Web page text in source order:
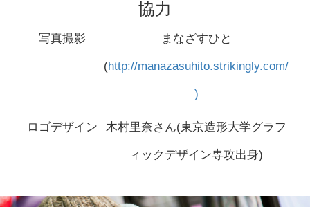
協力
写真撮影 まなざすひと
(http://manazasuhito.strikingly.com/
)
ロゴデザイン 木村里奈さん(東京造形大学グラフ
ィックデザイン専攻出身)